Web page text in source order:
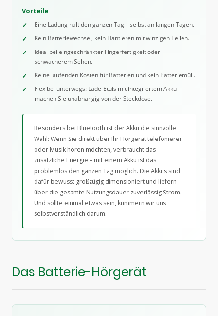
Vorteile
Eine Ladung hält den ganzen Tag – selbst an langen Tagen.
Kein Batteriewechsel, kein Hantieren mit winzigen Teilen.
Ideal bei eingeschränkter Fingerfertigkeit oder
schwächerem Sehen.
Keine laufenden Kosten für Batterien und kein Batteriemüll.
Flexibel unterwegs: Lade-Etuis mit integriertem Akku
machen Sie unabhängig von der Steckdose.
Besonders bei Bluetooth ist der Akku die sinnvolle
Wahl: Wenn Sie direkt über Ihr Hörgerät telefonieren
oder Musik hören möchten, verbraucht das
zusätzliche Energie – mit einem Akku ist das
problemlos den ganzen Tag möglich. Die Akkus sind
dafür bewusst großzügig dimensioniert und liefern
über die gesamte Nutzungsdauer zuverlässig Strom.
Und sollte einmal etwas sein, kümmern wir uns
selbstverständlich darum.
Das Batterie-Hörgerät